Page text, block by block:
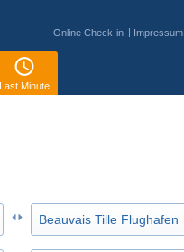
Online Check-in Impressum
Last Minute